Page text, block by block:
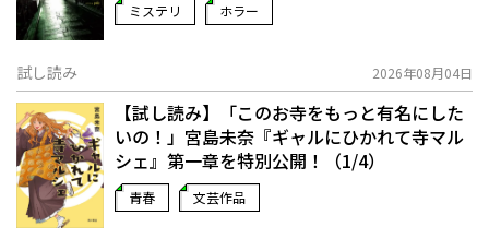
ミステリ ホラー
試し読み 2026年08月04日
【試し読み】「このお寺をもっと有名にした
いの！」宮島未奈『ギャルにひかれて寺マル
シェ』第一章を特別公開！（1/4）
青春 文芸作品